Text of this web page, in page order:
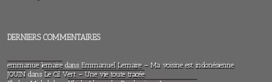
DERNIERS COMMENTAIRES
emmanue lemairedans Emmanuel Lemaire – Ma voisine est indonésienne
JOUINdans Le Cil Vert – Une vie toute tracée